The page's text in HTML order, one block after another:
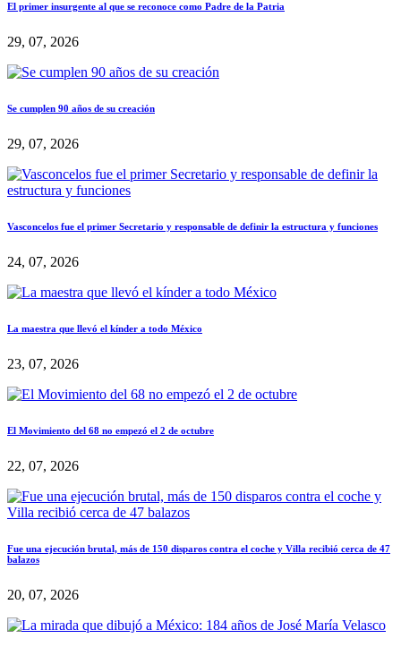
El primer insurgente al que se reconoce como Padre de la Patria
29, 07, 2026
Se cumplen 90 años de su creación
29, 07, 2026
Vasconcelos fue el primer Secretario y responsable de definir la estructura y funciones
24, 07, 2026
La maestra que llevó el kínder a todo México
23, 07, 2026
El Movimiento del 68 no empezó el 2 de octubre
22, 07, 2026
Fue una ejecución brutal, más de 150 disparos contra el coche y Villa recibió cerca de 47
balazos
20, 07, 2026